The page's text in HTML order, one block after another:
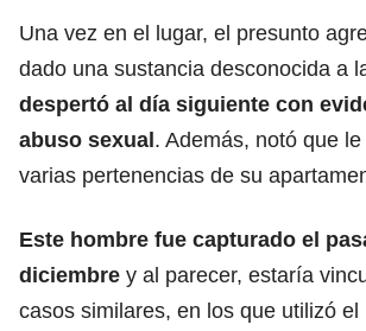
Una vez en el lugar, el presunto
dado una sustancia desconocida a
despertó al día siguiente con
abuso sexual. Además, notó que
varias pertenencias de su
Este hombre fue capturado el
diciembre y al parecer, estaría
casos similares, en los que utilizó el